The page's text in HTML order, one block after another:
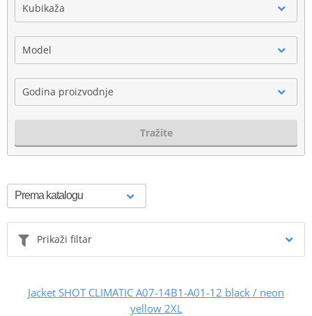
Kubikaža
Model
Godina proizvodnje
Tražite
Prikaži filtar
Jacket SHOT CLIMATIC A07-14B1-A01-12 black / neon
yellow 2XL